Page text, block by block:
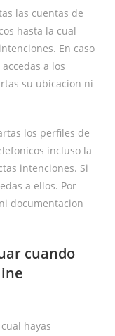
las cuentas de
hasta la cual
En caso
a los
su ubicacion ni
los perfiles de
incluso la
intenciones. Si
a ellos. Por
documentacion
cuando
hayas